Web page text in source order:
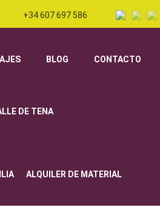
+34 607 697 586
BLOG CONTACTO
DE TENA
ALQUILER DE MATERIAL